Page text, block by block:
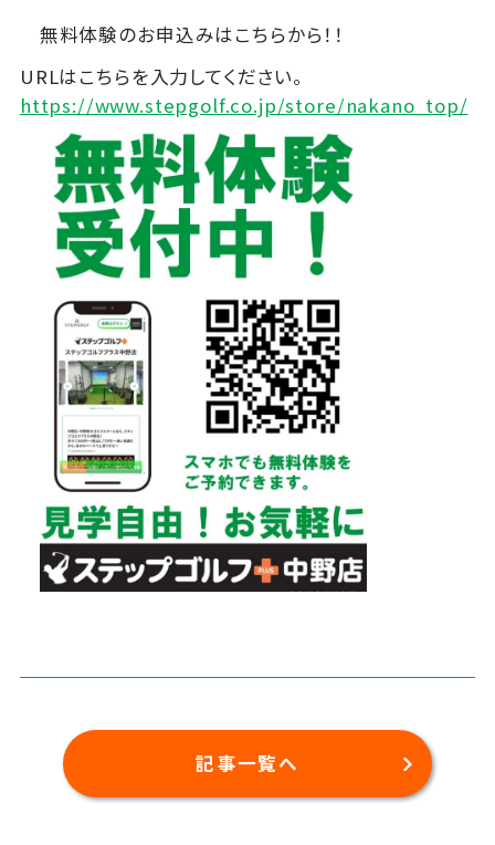
無料体験のお申込みはこちらから！！
URLはこちらを入力してください。
https://www.stepgolf.co.jp/store/nakano_top/
記事一覧へ